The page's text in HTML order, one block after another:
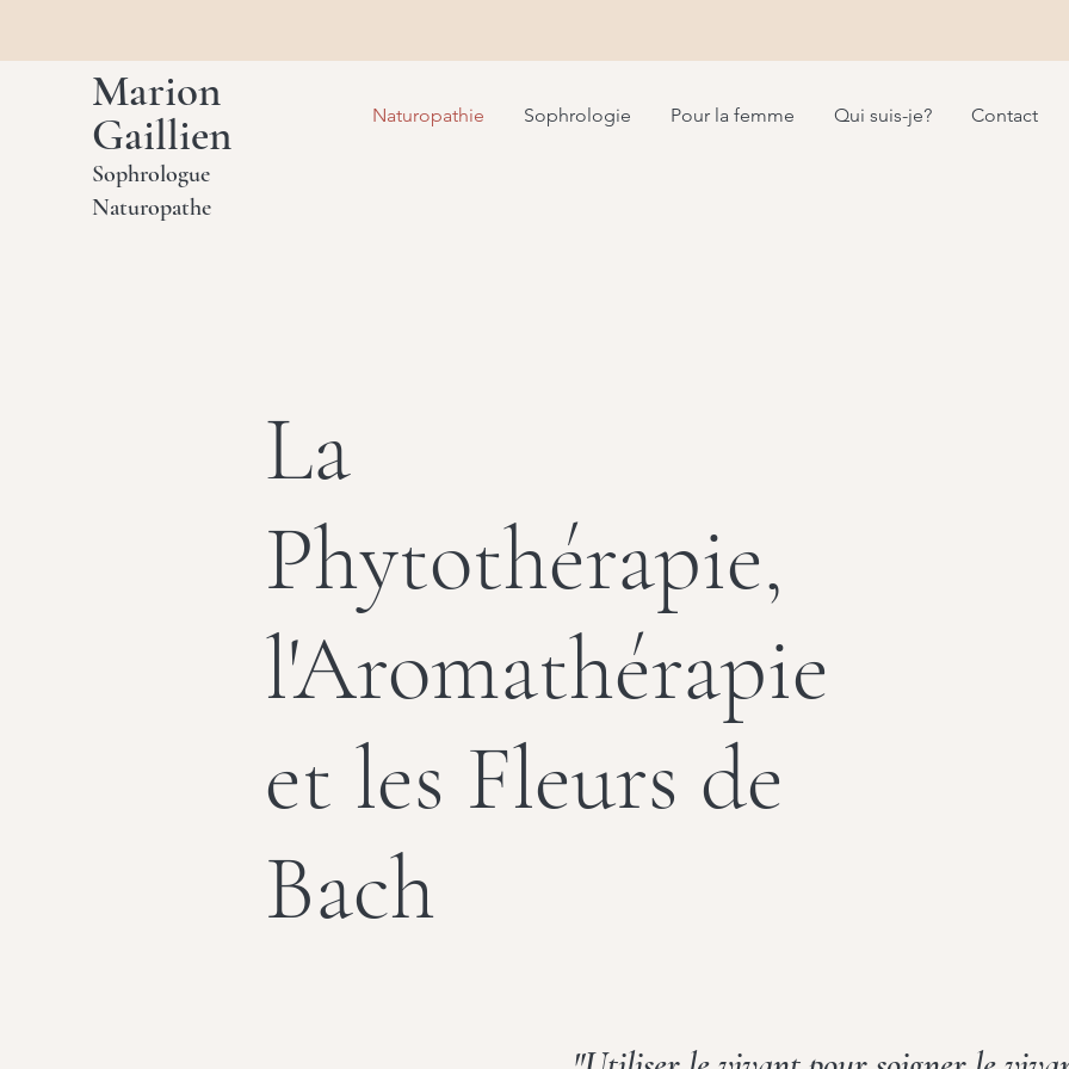
Marion
Gaillien
Sophrologue
Naturopathe
Naturopathie Sophrologie Pour la femme Qui suis-je? Contact
La
Phytothérapie,
l'Aromathérapie
et les Fleurs de
Bach